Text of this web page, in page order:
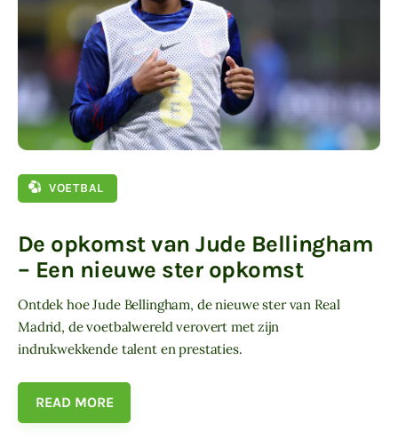
VOETBAL
De opkomst van Jude Bellingham
– Een nieuwe ster opkomst
Ontdek hoe Jude Bellingham, de nieuwe ster van Real
Madrid, de voetbalwereld verovert met zijn
indrukwekkende talent en prestaties.
READ MORE